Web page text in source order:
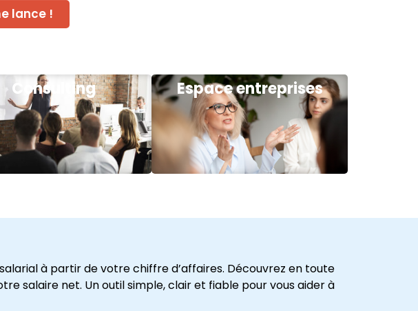
lance !
Consulting Espace entreprises
à partir de votre chiffre d’affaires. Découvrez en toute
salaire net. Un outil simple, clair et fiable pour vous aider à